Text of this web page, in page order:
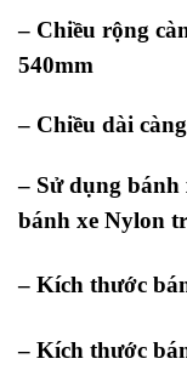
– Chiều rộng
540mm
– Chiều dài
– Sử dụng bánh
bánh xe Nylon
– Kích thước
– Kích thước